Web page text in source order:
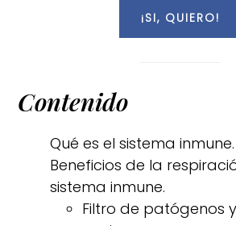
Contenido
Qué es el sistema inmune.
Beneficios de la
sistema inmune.
Filtro de patógenos